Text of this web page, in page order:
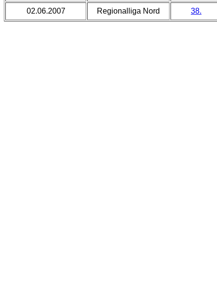
02.06.2007 Regionalliga Nord 38.